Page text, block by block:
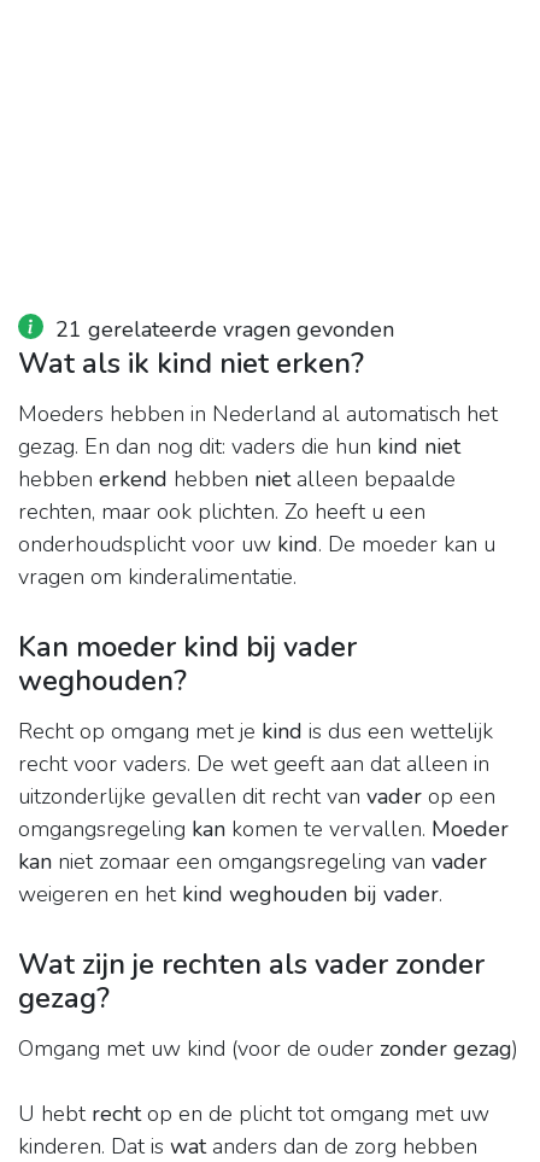
21 gerelateerde vragen gevonden
Wat als ik kind niet erken?
Moeders hebben in Nederland al automatisch het
gezag. En dan nog dit: vaders die hun kind niet
hebben erkend hebben nietalleen bepaalde
rechten, maar ook plichten. Zo heeft u een
onderhoudsplicht voor uw kind. De moeder kan u
vragen om kinderalimentatie.
Kan moeder kind bij vader
weghouden?
Recht op omgang met je kind is dus een wettelijk
recht voor vaders. De wet geeft aan dat alleen in
uitzonderlijke gevallen dit recht van vader op een
omgangsregeling kan komen te vervallen. Moeder
kan niet zomaar een omgangsregeling van vader
weigeren en het kind weghouden bij vader.
Wat zijn je rechten als vader zonder
gezag?
Omgang met uw kind (voor de ouder zonder gezag)
U hebt rechtop en de plicht tot omgang met uw
kinderen. Dat is watanders dan de zorg hebben